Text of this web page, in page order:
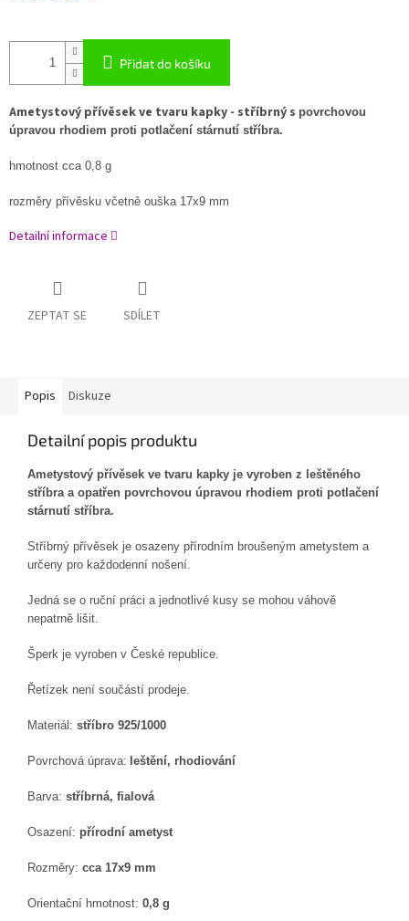
Přidat do košíku
Ametystový přívěsek ve tvaru kapky - stříbrný s povrchovou
úpravou rhodiem proti potlačení stárnutí stříbra.
hmotnost cca 0,8 g
rozměry přívěsku včetně ouška 17x9 mm
Detailní informace
ZEPTAT SE SDÍLET
Popis Diskuze
Detailní popis produktu
Ametystový přívěsek ve tvaru kapky je vyroben z leštěného
stříbra a opatřen povrchovou úpravou rhodiem proti potlačení
stárnutí stříbra.
Stříbrný přívěsek je osazeny přírodním broušeným ametystem a
určeny pro každodenní nošení.
Jedná se o ruční práci a jednotlivé kusy se mohou váhově
nepatrně lišit.
Šperk je vyroben v České republice.
Řetízek není součástí prodeje.
Materiál: stříbro 925/1000
Povrchová úprava: leštění, rhodiování
Barva: stříbrná, fialová
Osazení: přírodní ametyst
Rozměry: cca 17x9 mm
Orientační hmotnost: 0,8 g